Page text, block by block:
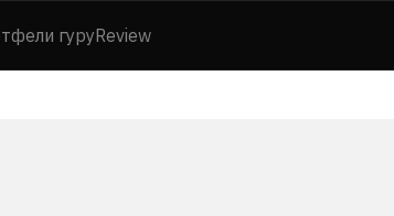
гуруReview